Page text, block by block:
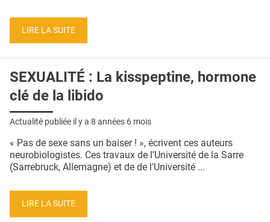
LIRE LA SUITE
SEXUALITÉ : La kisspeptine, hormone
clé de la libido
Actualité publiée il y a 8 années 6 mois
« Pas de sexe sans un baiser ! », écrivent ces auteurs
neurobiologistes. Ces travaux de l’Université de la Sarre
(Sarrebruck, Allemagne) et de de l'Université ...
LIRE LA SUITE